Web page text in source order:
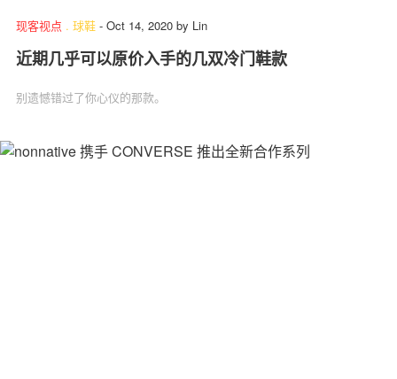
现客视点 . 球鞋 - Oct 14, 2020 by Lin
近期几乎可以原价入手的几双冷门鞋款
别遗憾错过了你心仪的那款。